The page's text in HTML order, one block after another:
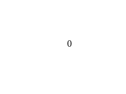
0